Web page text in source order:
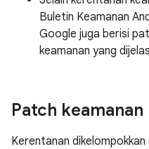
Buletin Keamanan
Google juga berisi
keamanan yang
Patch keamanan
Kerentanan